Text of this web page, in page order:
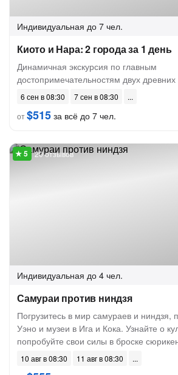
Индивидуальная до 7 чел.
Киото и Нара: 2 города за 1 день
Динамичная экскурсия по главным
достопримечательностям двух
6 сен в 08:30
7 сен в 08:30
от$515 за всё до 7 чел.
20 отзывов
Индивидуальная до 4 чел.
Самураи против ниндзя
Погрузитесь в мир самураев и ниндзя,
Уэно и музеи в Ига и Кока. Узнайте о
попробуйте свои силы в броске
10 авг в 08:30
11 авг в 08:30